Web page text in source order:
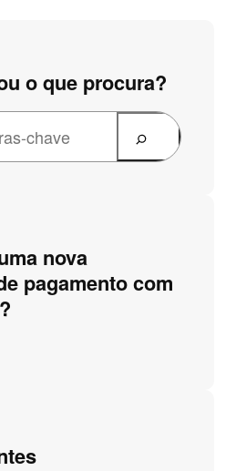
o que procura?
nova
pagamento com